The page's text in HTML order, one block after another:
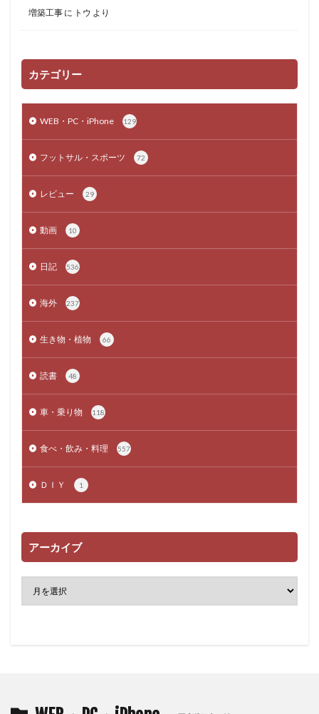
増築工事 に トウ より
カテゴリー
WEB・PC・iPhone 129
フットサル・スポーツ 72
レビュー 29
動画 10
日記 536
海外 237
生き物・植物 66
読書 48
車・乗り物 118
食べ・飲み・料理 557
ＤＩＹ 1
アーカイブ